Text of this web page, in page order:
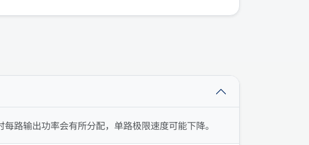
路输出功率会有所分配，单路极限速度可能下降。